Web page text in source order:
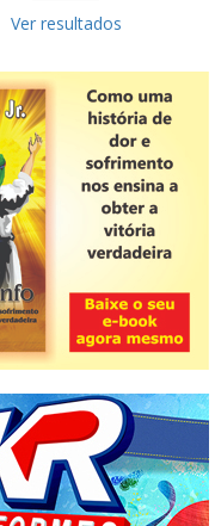
alfanumérico
nesta sexta
Ver resultados